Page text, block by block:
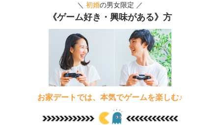
＼ 初婚の男女限定 ／
《ゲーム好き・興味がある》方
お家デートでは、本気でゲームを楽しむ♪